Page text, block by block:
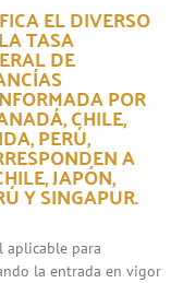
EL DIVERSO
TASA
DE
POR
CHILE,
PERÚ,
A
JAPÓN,
Y SINGAPUR.
aplicable para
la entrada en vigor